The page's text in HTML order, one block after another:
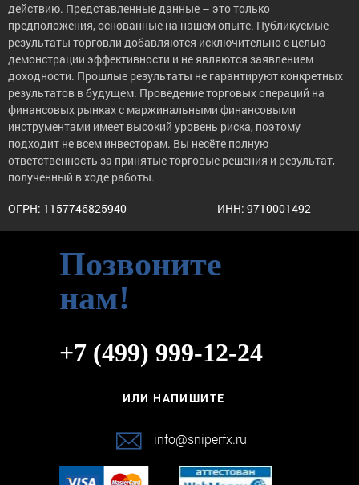
действию. Представленные данные – это только
предположения, основанные на нашем опыте. Публикуемые
результаты торговли добавляются исключительно с целью
демонстрации эффективности и не являются заявлением
доходности. Прошлые результаты не гарантируют конкретных
результатов в будущем. Проведение торговых операций на
финансовых рынках с маржинальными финансовыми
инструментами имеет высокий уровень риска, поэтому
подходит не всем инвесторам. Вы несёте полную
ответственность за принятые торговые решения и результат,
полученный в ходе работы.
ОГРН: 1157746825940 ИНН: 9710001492
Позвоните
нам!
+7 (499) 999-12-24
ИЛИ НАПИШИТЕ
info@sniperfx.ru